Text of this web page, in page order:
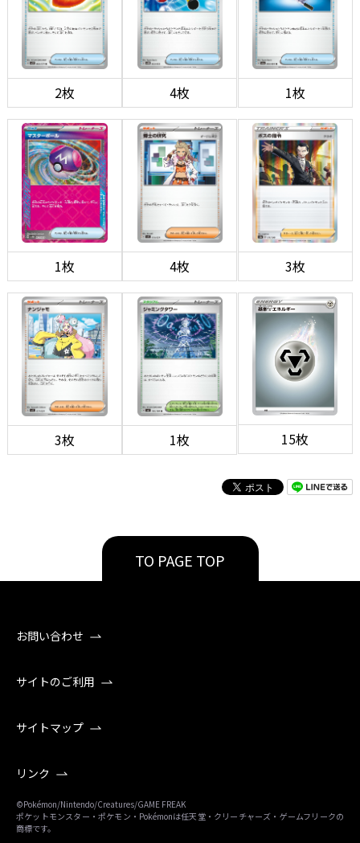
2枚 4枚 1枚
1枚 4枚 3枚
3枚 1枚 15枚
TO PAGE TOP
お問い合わせ
サイトのご利用
サイトマップ
リンク
©Pokémon/Nintendo/Creatures/GAME FREAK
ポケットモンスター・ポケモン・Pokémonは任天堂・クリーチャーズ・ゲームフリークの
商標です。